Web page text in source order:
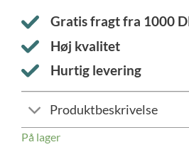
Gratis fragt fra 1000
Høj kvalitet
Hurtig levering
Produktbeskrivelse
På lager